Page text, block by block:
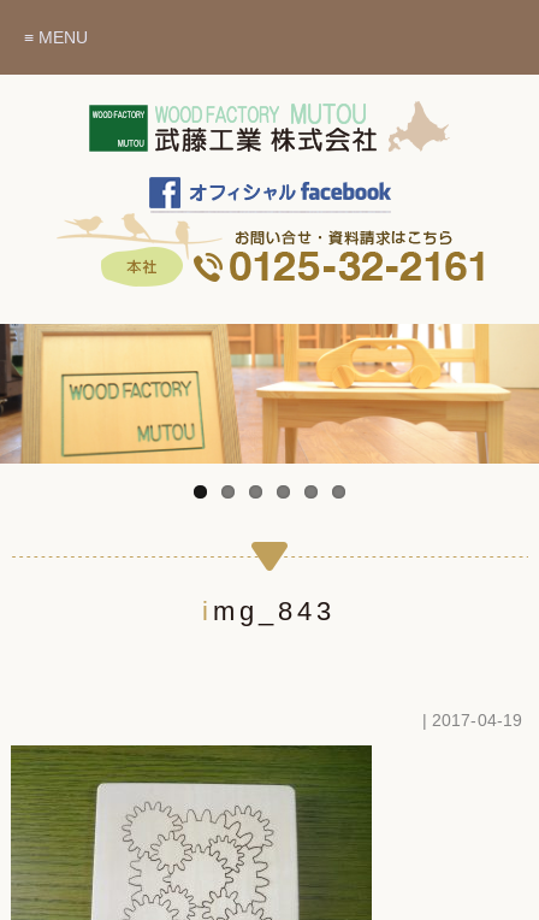
≡ MENU
img_843
| 2017-04-19